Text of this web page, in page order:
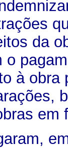
da
o
à obra
em